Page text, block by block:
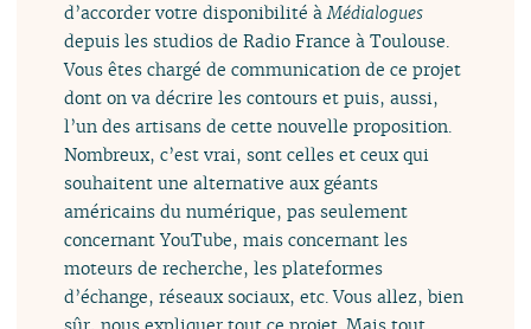
d’accorder votre disponibilité àMédialogues
depuis les studios de Radio France à Toulouse.
Vous êtes chargé de communication de ce projet
dont on va décrire les contours et puis, aussi,
l’un des artisans de cette nouvelle proposition.
Nombreux, c’est vrai, sont celles et ceux qui
souhaitent une alternative aux géants
américains du numérique, pas seulement
concernant YouTube, mais concernant les
moteurs de recherche, les plateformes
d’échange, réseaux sociaux, etc. Vous allez, bien